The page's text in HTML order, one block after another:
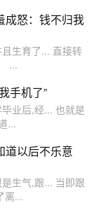
成怒：钱不归我
生育了... 直接转
...
手机了”
业后,经... 也就是
...
道以后不乐意
生气,跟... 当即跟
离...